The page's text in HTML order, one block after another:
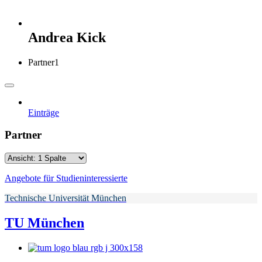
Andrea Kick
Partner1
Einträge
Partner
Angebote für Studieninteressierte
Technische Universität München
TU München